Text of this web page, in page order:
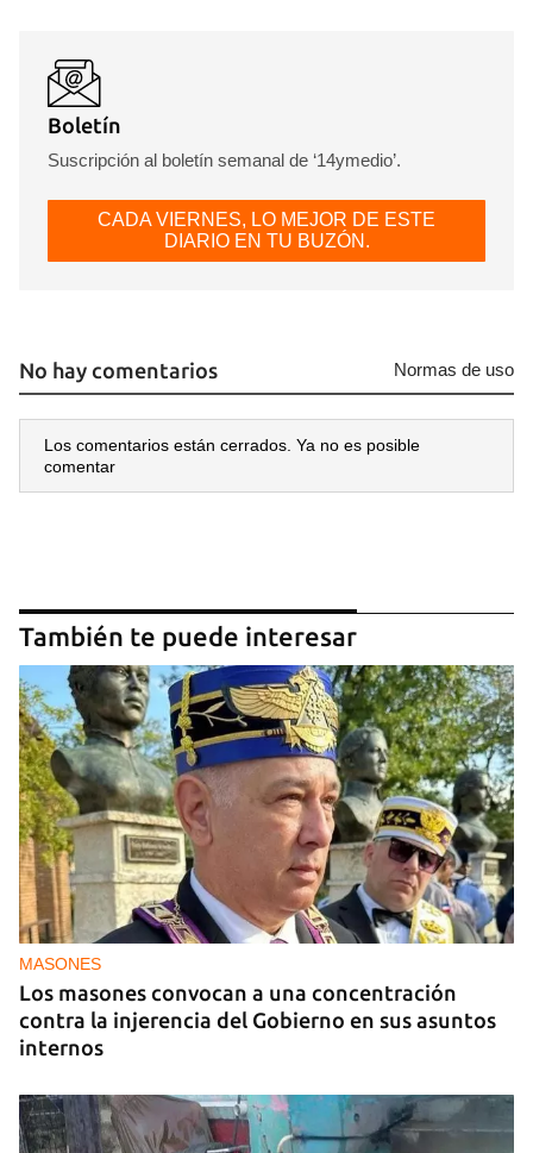
Boletín
Suscripción al boletín semanal de ‘14ymedio’.
CADA VIERNES, LO MEJOR DE ESTE
DIARIO EN TU BUZÓN.
No hay comentarios Normas de uso
Los comentarios están cerrados. Ya no es posible
comentar
También te puede interesar
MASONES
Los masones convocan a una concentración
contra la injerencia del Gobierno en sus asuntos
internos